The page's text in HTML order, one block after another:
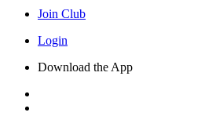
Join Club
Login
Download the App